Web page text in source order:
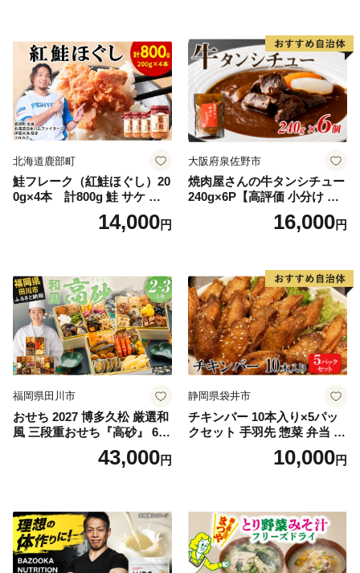
ー ギフト お取り寄せ 日高市
北海道鹿部町
鮭フレーク（紅鮭ほぐし）20
0g×4本 計800g 鮭 サケ 鮭
ほぐし サケフレーク シャケ
フレーク 鮭フレーク14,000円
大阪府泉佐野市
焼肉屋さんの牛タンシチュー
240g×6P【高評価 小分け 惣
菜 牛たん 一人暮らし 冷凍】
16,000円
福岡県田川市
おせち 2027 博多久松 厳選和
風 三段重おせち『高砂』 6.5
寸 3段重 2～3人前 おせち料
理 重箱 お正月 冷凍おせち 縁
ち 本格おせち おせち予約 年
末 年始 お取り寄せ 新春 贅沢
おせち こだわりおせち 惣菜
老舗おせち ふるさと納税お
せち 御節 お節料理 正月 調理
43,000円
静岡県袋井市
チキンバー 10本入り×5パッ
クセット 手羽先 惣菜 弁当 お
かず お酒 おつまみ ギフト キ
ャンプ アウトドア キャンプ
10,000円